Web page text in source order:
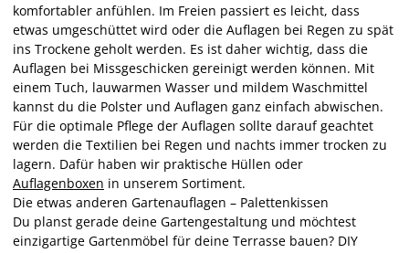
komfortabler anfühlen. Im Freien passiert es leicht, dass
etwas umgeschüttet wird oder die Auflagen bei Regen zu spät
ins Trockene geholt werden. Es ist daher wichtig, dass die
Auflagen bei Missgeschicken gereinigt werden können. Mit
einem Tuch, lauwarmen Wasser und mildem Waschmittel
kannst du die Polster und Auflagen ganz einfach abwischen.
Für die optimale Pflege der Auflagen sollte darauf geachtet
werden die Textilien bei Regen und nachts immer trocken zu
lagern. Dafür haben wir praktische Hüllen oder
Auflagenboxen in unserem Sortiment.
Die etwas anderen Gartenauflagen – Palettenkissen
Du planst gerade deine Gartengestaltung und möchtest
einzigartige Gartenmöbel für deine Terrasse bauen? DIY